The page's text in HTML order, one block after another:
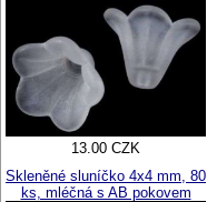
13.00 CZK
Skleněné sluníčko 4x4 mm, 80
ks, mléčná s AB pokovem